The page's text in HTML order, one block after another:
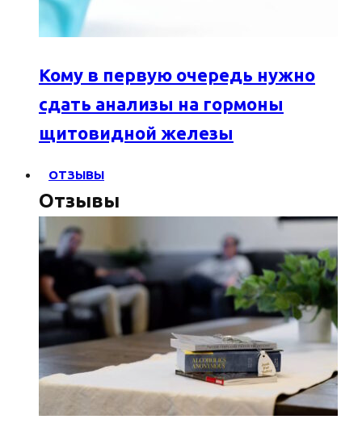
Кому в первую очередь нужно
сдать анализы на гормоны
щитовидной железы
ОТЗЫВЫ
Отзывы